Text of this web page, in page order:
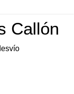
Callón